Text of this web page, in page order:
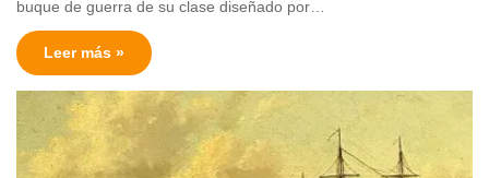
buque de guerra de su clase diseñado por…
Leer más »